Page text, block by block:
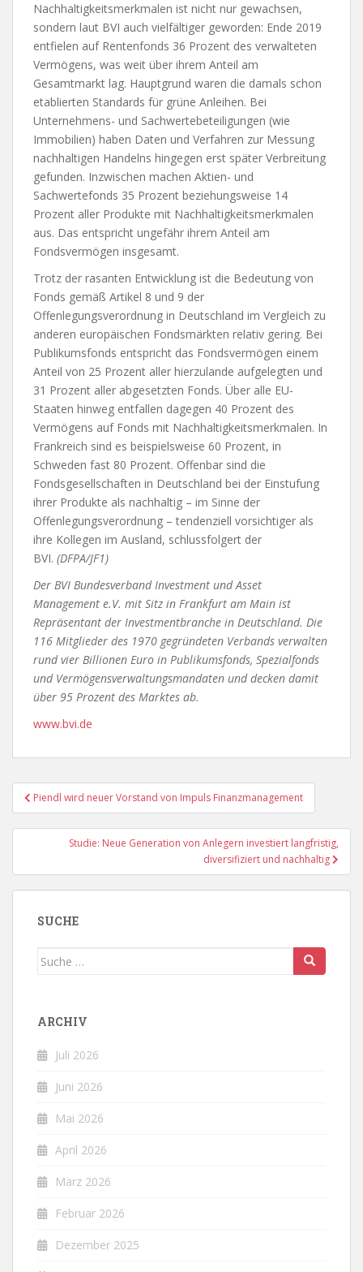
Nachhaltigkeitsmerkmalen ist nicht nur gewachsen,
sondern laut BVI auch vielfältiger geworden: Ende 2019
entfielen auf Rentenfonds 36 Prozent des verwalteten
Vermögens, was weit über ihrem Anteil am
Gesamtmarkt lag. Hauptgrund waren die damals schon
etablierten Standards für grüne Anleihen. Bei
Unternehmens- und Sachwertebeteiligungen (wie
Immobilien) haben Daten und Verfahren zur Messung
nachhaltigen Handelns hingegen erst später Verbreitung
gefunden. Inzwischen machen Aktien- und
Sachwertefonds 35 Prozent beziehungsweise 14
Prozent aller Produkte mit Nachhaltigkeitsmerkmalen
aus. Das entspricht ungefähr ihrem Anteil am
Fondsvermögen insgesamt.
Trotz der rasanten Entwicklung ist die Bedeutung von
Fonds gemäß Artikel 8 und 9 der
Offenlegungsverordnung in Deutschland im Vergleich zu
anderen europäischen Fondsmärkten relativ gering. Bei
Publikumsfonds entspricht das Fondsvermögen einem
Anteil von 25 Prozent aller hierzulande aufgelegten und
31 Prozent aller abgesetzten Fonds. Über alle EU-
Staaten hinweg entfallen dagegen 40 Prozent des
Vermögens auf Fonds mit Nachhaltigkeitsmerkmalen. In
Frankreich sind es beispielsweise 60 Prozent, in
Schweden fast 80 Prozent. Offenbar sind die
Fondsgesellschaften in Deutschland bei der Einstufung
ihrer Produkte als nachhaltig – im Sinne der
Offenlegungsverordnung – tendenziell vorsichtiger als
ihre Kollegen im Ausland, schlussfolgert der
BVI. (DFPA/JF1)
Der BVI Bundesverband Investment und Asset
Management e.V. mit Sitz in Frankfurt am Main ist
Repräsentant der Investmentbranche in Deutschland. Die
116 Mitglieder des 1970 gegründeten Verbands verwalten
rund vier Billionen Euro in Publikumsfonds, Spezialfonds
und Vermögensverwaltungsmandaten und decken damit
über 95 Prozent des Marktes ab.
www.bvi.de
Beitragsnavigation
Piendl wird neuer Vorstand von Impuls Finanzmanagement
Studie: Neue Generation von Anlegern investiert langfristig,
diversifiziert und nachhaltig
SUCHE
Suche
ARCHIV
Juli 2026
Juni 2026
Mai 2026
April 2026
März 2026
Februar 2026
Dezember 2025